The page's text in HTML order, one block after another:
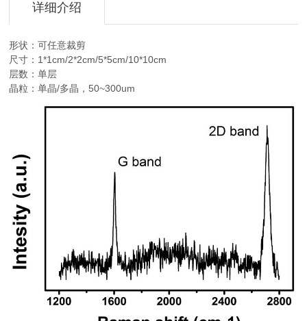
详细介绍
形状：可任意裁剪
尺寸：1*1cm/2*2cm/5*5cm/10*10cm
层数：单层
晶粒：单晶/多晶，50~300um